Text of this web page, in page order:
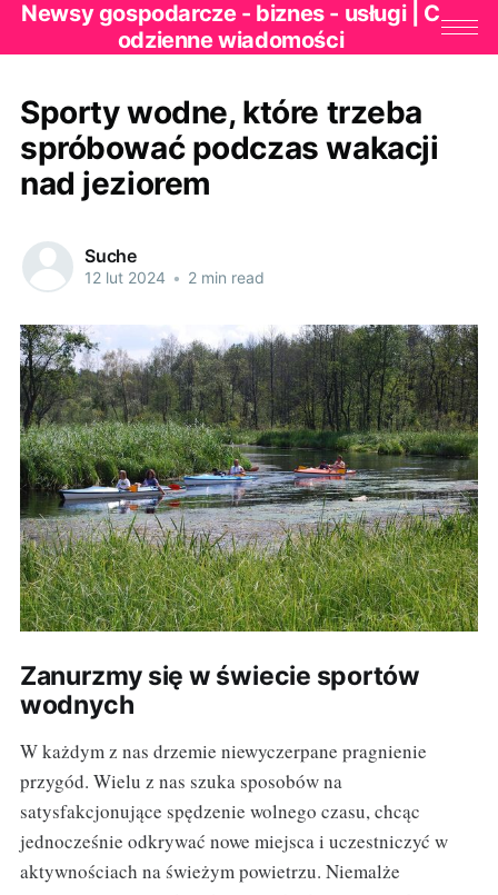
Newsy gospodarcze - biznes - usługi | C
odzienne wiadomości
Sporty wodne, które trzeba
spróbować podczas wakacji
nad jeziorem
Suche
12 lut 2024 • 2 min read
Zanurzmy się w świecie sportów
wodnych
W każdym z nas drzemie niewyczerpane pragnienie
przygód. Wielu z nas szuka sposobów na
satysfakcjonujące spędzenie wolnego czasu, chcąc
jednocześnie odkrywać nowe miejsca i uczestniczyć w
aktywnościach na świeżym powietrzu. Niemalże